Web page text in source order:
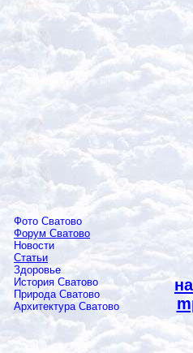
Фото Сватово
Форум Сватово
Новости
Статьи
Здоровье
История Сватово
Природа Сватово
Архитектура Сватово